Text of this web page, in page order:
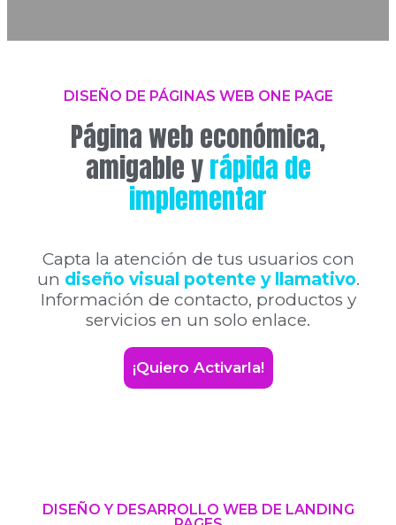
DISEÑO DE PÁGINAS WEB ONE PAGE
Página web económica,
amigable yrápida de
implementar
Capta la atención de tus usuarios con
un diseño visual potente y llamativo.
Información de contacto, productos y
servicios en un solo enlace.
¡Quiero Activarla!
DISEÑO Y DESARROLLO WEB DE LANDING